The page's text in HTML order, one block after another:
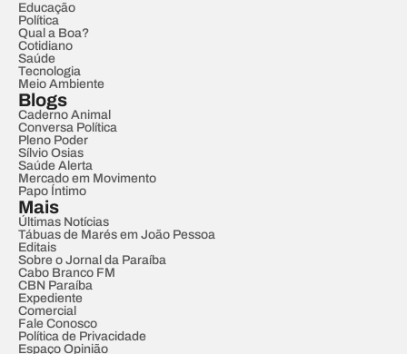
Educação
Política
Qual a Boa?
Cotidiano
Saúde
Tecnologia
Meio Ambiente
Blogs
Caderno Animal
Conversa Política
Pleno Poder
Sílvio Osias
Saúde Alerta
Mercado em Movimento
Papo Íntimo
Mais
Últimas Notícias
Tábuas de Marés em João Pessoa
Editais
Sobre o Jornal da Paraíba
Cabo Branco FM
CBN Paraíba
Expediente
Comercial
Fale Conosco
Política de Privacidade
Espaço Opinião